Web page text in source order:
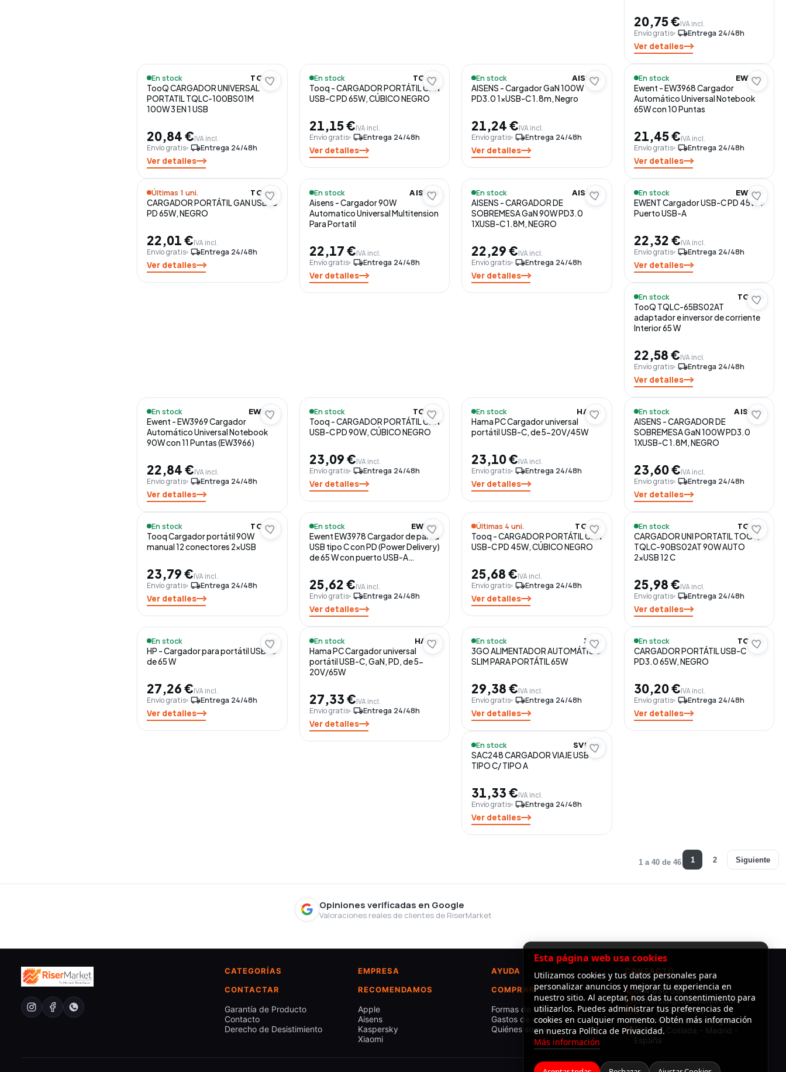
20,75 €IVA incl.
Envío gratis local_shippingEntrega 24/48h
Ver detalles
En stock TOOQ
TooQ CARGADOR UNIVERSAL
PORTATIL TQLC-100BS01M
100W 3 EN 1 USB
20,84 €IVA incl.
Envío gratis local_shippingEntrega 24/48h
Ver detalles
En stock TOOQ
Tooq - CARGADOR PORTÁTIL GAN
USB-C PD 65W, CÚBICO NEGRO
21,15 €IVA incl.
Envío gratis local_shippingEntrega 24/48h
Ver detalles
En stock AISENS
AISENS - Cargador GaN 100W
PD3.0 1xUSB-C 1.8m, Negro
21,24 €IVA incl.
Envío gratis local_shippingEntrega 24/48h
Ver detalles
En stock EWENT
Ewent - EW3968 Cargador
Automático Universal Notebook
65W con 10 Puntas
21,45 €IVA incl.
Envío gratis local_shippingEntrega 24/48h
Ver detalles
Últimas 1 uni. TOOQ
CARGADOR PORTÁTIL GAN USB-C
PD 65W, NEGRO
22,01 €IVA incl.
Envío gratis local_shippingEntrega 24/48h
Ver detalles
En stock AISENS
Aisens - Cargador 90W
Automatico Universal Multitension
Para Portatil
22,17 €IVA incl.
Envío gratis local_shippingEntrega 24/48h
Ver detalles
En stock AISENS
AISENS - CARGADOR DE
SOBREMESA GaN 90W PD3.0
1XUSB-C 1.8M, NEGRO
22,29 €IVA incl.
Envío gratis local_shippingEntrega 24/48h
Ver detalles
En stock EWENT
EWENT Cargador USB-C PD 45W +
Puerto USB-A
22,32 €IVA incl.
Envío gratis local_shippingEntrega 24/48h
Ver detalles
En stock TOOQ
TooQ TQLC-65BS02AT
adaptador e inversor de corriente
Interior 65 W
22,58 €IVA incl.
Envío gratis local_shippingEntrega 24/48h
Ver detalles
En stock EWENT
Ewent - EW3969 Cargador
Automático Universal Notebook
90W con 11 Puntas (EW3966)
22,84 €IVA incl.
Envío gratis local_shippingEntrega 24/48h
Ver detalles
En stock TOOQ
Tooq - CARGADOR PORTÁTIL GAN
USB-C PD 90W, CÚBICO NEGRO
23,09 €IVA incl.
Envío gratis local_shippingEntrega 24/48h
Ver detalles
En stock HAMA
Hama PC Cargador universal
portátil USB-C, de 5-20V/45W
23,10 €IVA incl.
Envío gratis local_shippingEntrega 24/48h
Ver detalles
En stock AISENS
AISENS - CARGADOR DE
SOBREMESA GaN 100W PD3.0
1XUSB-C 1.8M, NEGRO
23,60 €IVA incl.
Envío gratis local_shippingEntrega 24/48h
Ver detalles
En stock TOOQ
Tooq Cargador portátil 90W
manual 12 conectores 2xUSB
23,79 €IVA incl.
Envío gratis local_shippingEntrega 24/48h
Ver detalles
En stock EWENT
Ewent EW3978 Cargador de pared
USB tipo C con PD (Power Delivery)
de 65 W con puerto USB-A
25,62 €IVA incl.
Envío gratis local_shippingEntrega 24/48h
Ver detalles
Últimas 4 uni. TOOQ
Tooq - CARGADOR PORTÁTIL GAN
USB-C PD 45W, CÚBICO NEGRO
25,68 €IVA incl.
Envío gratis local_shippingEntrega 24/48h
Ver detalles
En stock TOOQ
CARGADOR UNI PORTATIL TOOQ
TQLC-90BS02AT 90W AUTO
2xUSB 12 C
25,98 €IVA incl.
Envío gratis local_shippingEntrega 24/48h
Ver detalles
En stock HP
HP - Cargador para portátil USB-C
de 65 W
27,26 €IVA incl.
Envío gratis local_shippingEntrega 24/48h
Ver detalles
En stock HAMA
Hama PC Cargador universal
portátil USB-C, GaN, PD, de 5-
20V/65W
27,33 €IVA incl.
Envío gratis local_shippingEntrega 24/48h
Ver detalles
En stock 3GO
3GO ALIMENTADOR AUTOMÁTICO
SLIM PARA PORTÁTIL 65W
29,38 €IVA incl.
Envío gratis local_shippingEntrega 24/48h
Ver detalles
En stock TOOQ
CARGADOR PORTÁTIL USB-C
PD3.0 65W, NEGRO
30,20 €IVA incl.
Envío gratis local_shippingEntrega 24/48h
Ver detalles
En stock SVEON
SAC248 CARGADOR VIAJE USB
TIPO C/ TIPO A
31,33 €IVA incl.
Envío gratis local_shippingEntrega 24/48h
Ver detalles
1 a 40 de 46 1 2 Siguiente
Opiniones verificadas en Google
Valoraciones reales de clientes de RiserMarket
CATEGORÍAS
CONTACTAR
Garantía de Producto
Contacto
Derecho de Desistimiento
EMPRESA
RECOMENDAMOS
Apple
Aisens
Kaspersky
Xiaomi
AYUDA
COMPRAR
Formas de Pago
Gastos de envío
Quiénes somos
CONTACTO
644 030 396
comercial@risermarket.com
L–V · 9:00 a 19:00
Almacén: C/Luxemburgo, 3 -
28821 - Coslada - Madrid -
España
Esta página web usa cookies
Utilizamos cookies y tus datos personales para
personalizar anuncios y mejorar tu experiencia en
nuestro sitio. Al aceptar, nos das tu consentimiento para
utilizarlos. Puedes administrar tus preferencias de
cookies en cualquier momento. Obtén más información
en nuestra Política de Privacidad.
Más información